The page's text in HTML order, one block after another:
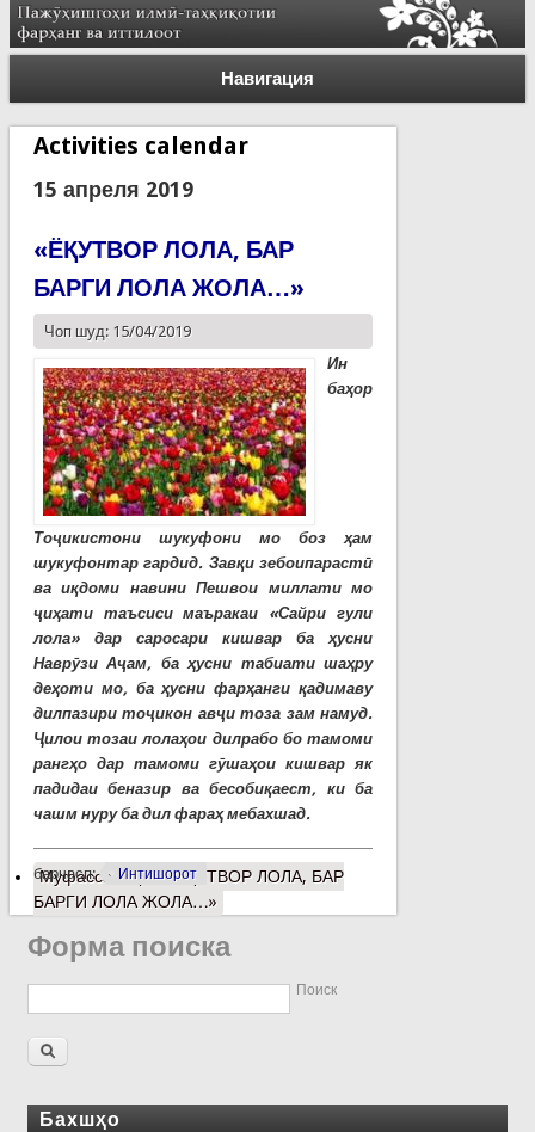
Навигация
Activities calendar
15 апреля 2019
«ЁҚУТВОР ЛОЛА, БАР
БАРГИ ЛОЛА ЖОЛА…»
Чоп шуд: 15/04/2019
Ин
баҳор
Тоҷикистони шукуфони мо боз ҳам
шукуфонтар гардид. Завқи зебоипарастӣ
ва иқдоми навини Пешвои миллати мо
ҷиҳати таъсиси маъракаи «Сайри гули
лола» дар саросари кишвар ба ҳусни
Наврӯзи Аҷам, ба ҳусни табиати шаҳру
деҳоти мо, ба ҳусни фарҳанги қадимаву
дилпазири тоҷикон авҷи тоза зам намуд.
Ҷилои тозаи лолаҳои дилрабо бо тамоми
рангҳо дар тамоми гӯшаҳои кишвар як
падидаи беназир ва бесобиқаест, ки ба
чашм нуру ба дил фараҳ мебахшад.
барчасп: Интишорот
Муфассалтаро «ЁҚУТВОР ЛОЛА, БАР
БАРГИ ЛОЛА ЖОЛА…»
Форма поиска
Поиск
Бахшҳо